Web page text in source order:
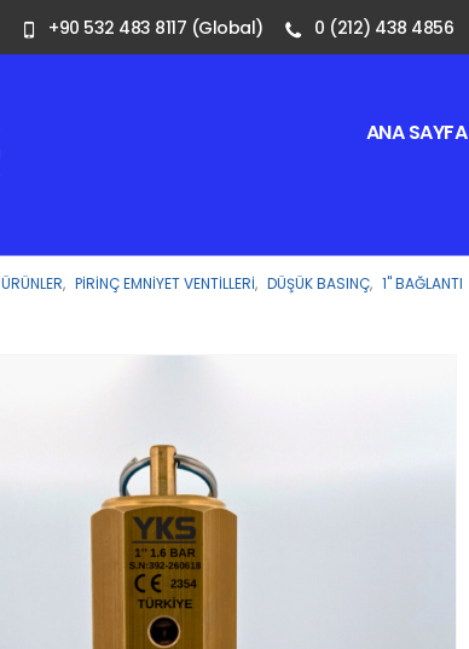
+90 532 483 8117 (Global) 0 (212) 438 4856
ANA SAYFA
ÜRÜNLER, PIRINÇ EMNIYET VENTILLERI, DÜŞÜK BASINÇ, 1" BAĞLANTI